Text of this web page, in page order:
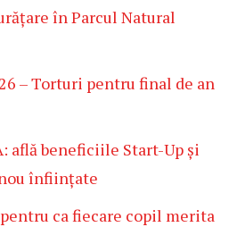
în Parcul Natural
– Torturi pentru final de an
află beneficiile Start-Up și
înființate
pentru ca fiecare copil merita